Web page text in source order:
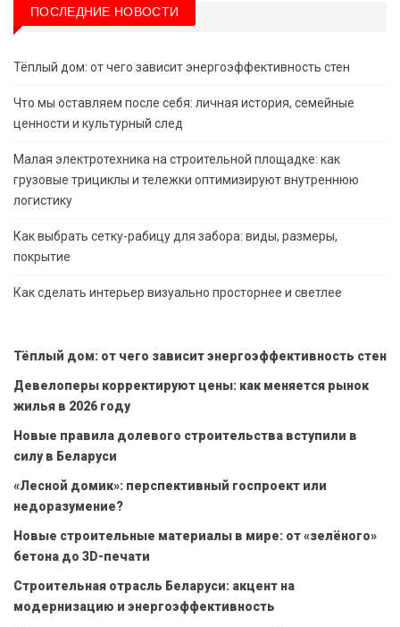
ПОСЛЕДНИЕ НОВОСТИ
Тёплый дом: от чего зависит энергоэффективность стен
Что мы оставляем после себя: личная история, семейные
ценности и культурный след
Малая электротехника на строительной площадке: как
грузовые трициклы и тележки оптимизируют внутреннюю
логистику
Как выбрать сетку-рабицу для забора: виды, размеры,
покрытие
Как сделать интерьер визуально просторнее и светлее
Тёплый дом: от чего зависит энергоэффективность стен
Девелоперы корректируют цены: как меняется рынок
жилья в 2026 году
Новые правила долевого строительства вступили в
силу в Беларуси
«Лесной домик»: перспективный госпроект или
недоразумение?
Новые строительные материалы в мире: от «зелёного»
бетона до 3D-печати
Строительная отрасль Беларуси: акцент на
модернизацию и энергоэффективность